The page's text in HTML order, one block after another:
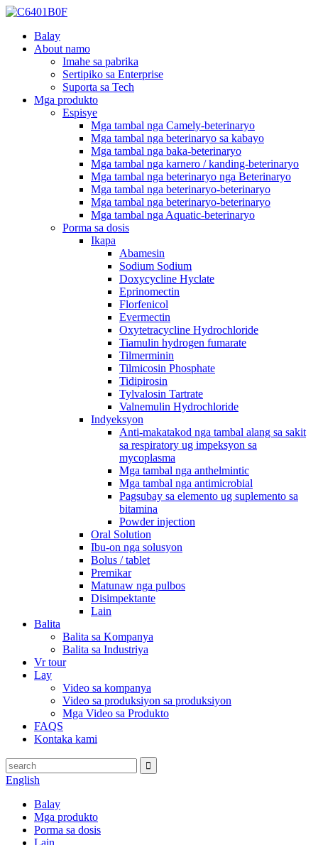
Balay
About namo
Imahe sa pabrika
Sertipiko sa Enterprise
Suporta sa Tech
Mga produkto
Espisye
Mga tambal nga Camely-beterinaryo
Mga tambal nga beterinaryo sa kabayo
Mga tambal nga baka-beterinaryo
Mga tambal nga karnero / kanding-beterinaryo
Mga tambal nga beterinaryo nga Beterinaryo
Mga tambal nga beterinaryo-beterinaryo
Mga tambal nga beterinaryo-beterinaryo
Mga tambal nga Aquatic-beterinaryo
Porma sa dosis
Ikapa
Abamesin
Sodium Sodium
Doxycycline Hyclate
Eprinomectin
Florfenicol
Evermectin
Oxytetracycline Hydrochloride
Tiamulin hydrogen fumarate
Tilmerminin
Tilmicosin Phosphate
Tidipirosin
Tylvalosin Tartrate
Valnemulin Hydrochloride
Indyeksyon
Anti-makatakod nga tambal alang sa sakit
sa respiratory ug impeksyon sa
mycoplasma
Mga tambal nga anthelmintic
Mga tambal nga antimicrobial
Pagsubay sa elemento ug suplemento sa
bitamina
Powder injection
Oral Solution
Ibu-on nga solusyon
Bolus / tablet
Premikar
Matunaw nga pulbos
Disimpektante
Lain
Balita
Balita sa Kompanya
Balita sa Industriya
Vr tour
Lay
Video sa kompanya
Video sa produksiyon sa produksiyon
Mga Video sa Produkto
FAQS
Kontaka kami
English
Balay
Mga produkto
Porma sa dosis
Lain